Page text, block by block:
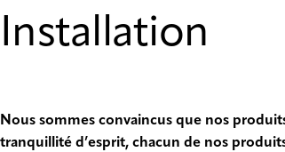
Installation
Nous sommes convaincus que nos
tranquillité d’esprit, chacun de nos